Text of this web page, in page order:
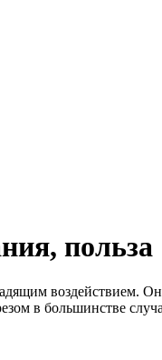
польза
воздействием.
в большинстве